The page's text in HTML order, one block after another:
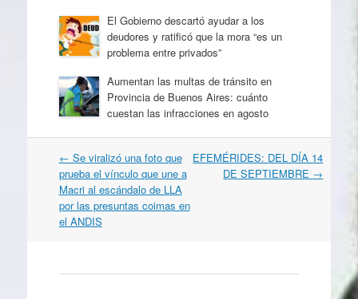
El Gobierno descartó ayudar a los
deudores y ratificó que la mora “es un
problema entre privados”
Aumentan las multas de tránsito en
Provincia de Buenos Aires: cuánto
cuestan las infracciones en agosto
Navegación
por
artículos
← Se viralizó una foto que
prueba el vínculo que une a
Macri al escándalo de LLA
por las presuntas coimas en
el ANDIS
EFEMÉRIDES: DEL DÍA 14
DE SEPTIEMBRE →